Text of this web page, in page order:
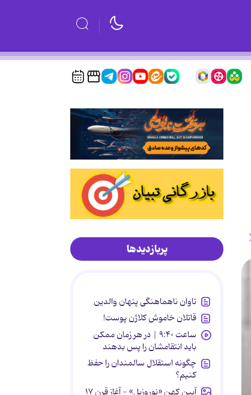
پربازدیدها
تاوان ناهماهنگی پنهان والدین
قاتلان خاموش کلاژن پوست!
ساعت ۹:۴۰ | در هر زمان ممکن
باید انتقامشان را پس بدهند
چگونه استقلال سالمندان را حفظ
کنیم؟
آیین کهن «نوروزبل» - آغاز قرن ۱۷